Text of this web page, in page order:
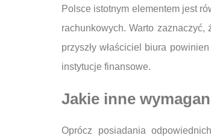
Polsce istotnym elementem jest
rachunkowych. Warto
przyszły właściciel biura
instytucje finansowe.
Jakie inne
Oprócz posiadania